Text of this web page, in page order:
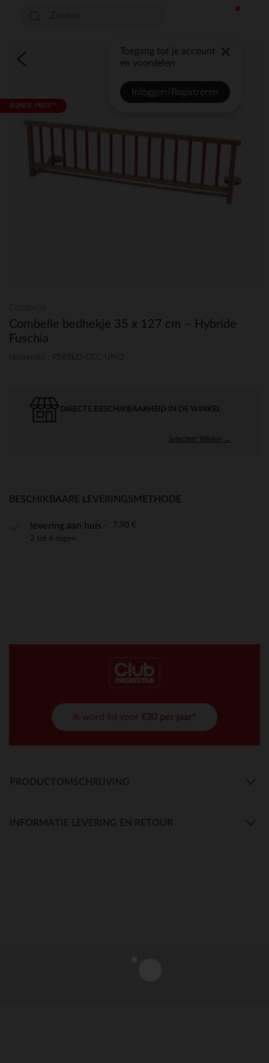
Toegang tot je account
en voordelen
Inloggen/Registreren
RONDE PRIJS**
Combelle bedhekje 35 x 127 cm – Hybride
Fuschia
DIRECTE BESCHIKBAARHEID IN DE WINKEL
Selecteer Winkel →
BESCHIKBAARE LEVERINGSMETHODE
levering aan huis 7,90 €
2 tot 4 dagen
Ik word lid voor €30 per jaar*
PRODUCTOMSCHRIJVING
INFORMATIE LEVERING EN RETOUR